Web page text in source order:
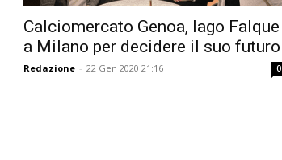
Calciomercato Genoa, Iago Falque
a Milano per decidere il suo futuro
Redazione - 22 Gen 2020 21:16 0